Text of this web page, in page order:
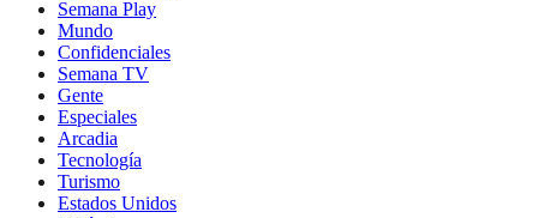
Semana Play
Mundo
Confidenciales
Semana TV
Gente
Especiales
Arcadia
Tecnología
Turismo
Estados Unidos